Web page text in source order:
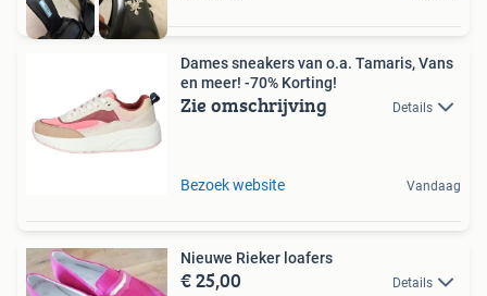
Dames sneakers van o.a. Tamaris, Vans
en meer! -70% Korting!
Zie omschrijving Details
Bezoek website Vandaag
Nieuwe Rieker loafers
€ 25,00 Details